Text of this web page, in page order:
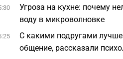
Угроза на кухне: почему
воду в микроволновке
С какими подругами лучше
общение, рассказали